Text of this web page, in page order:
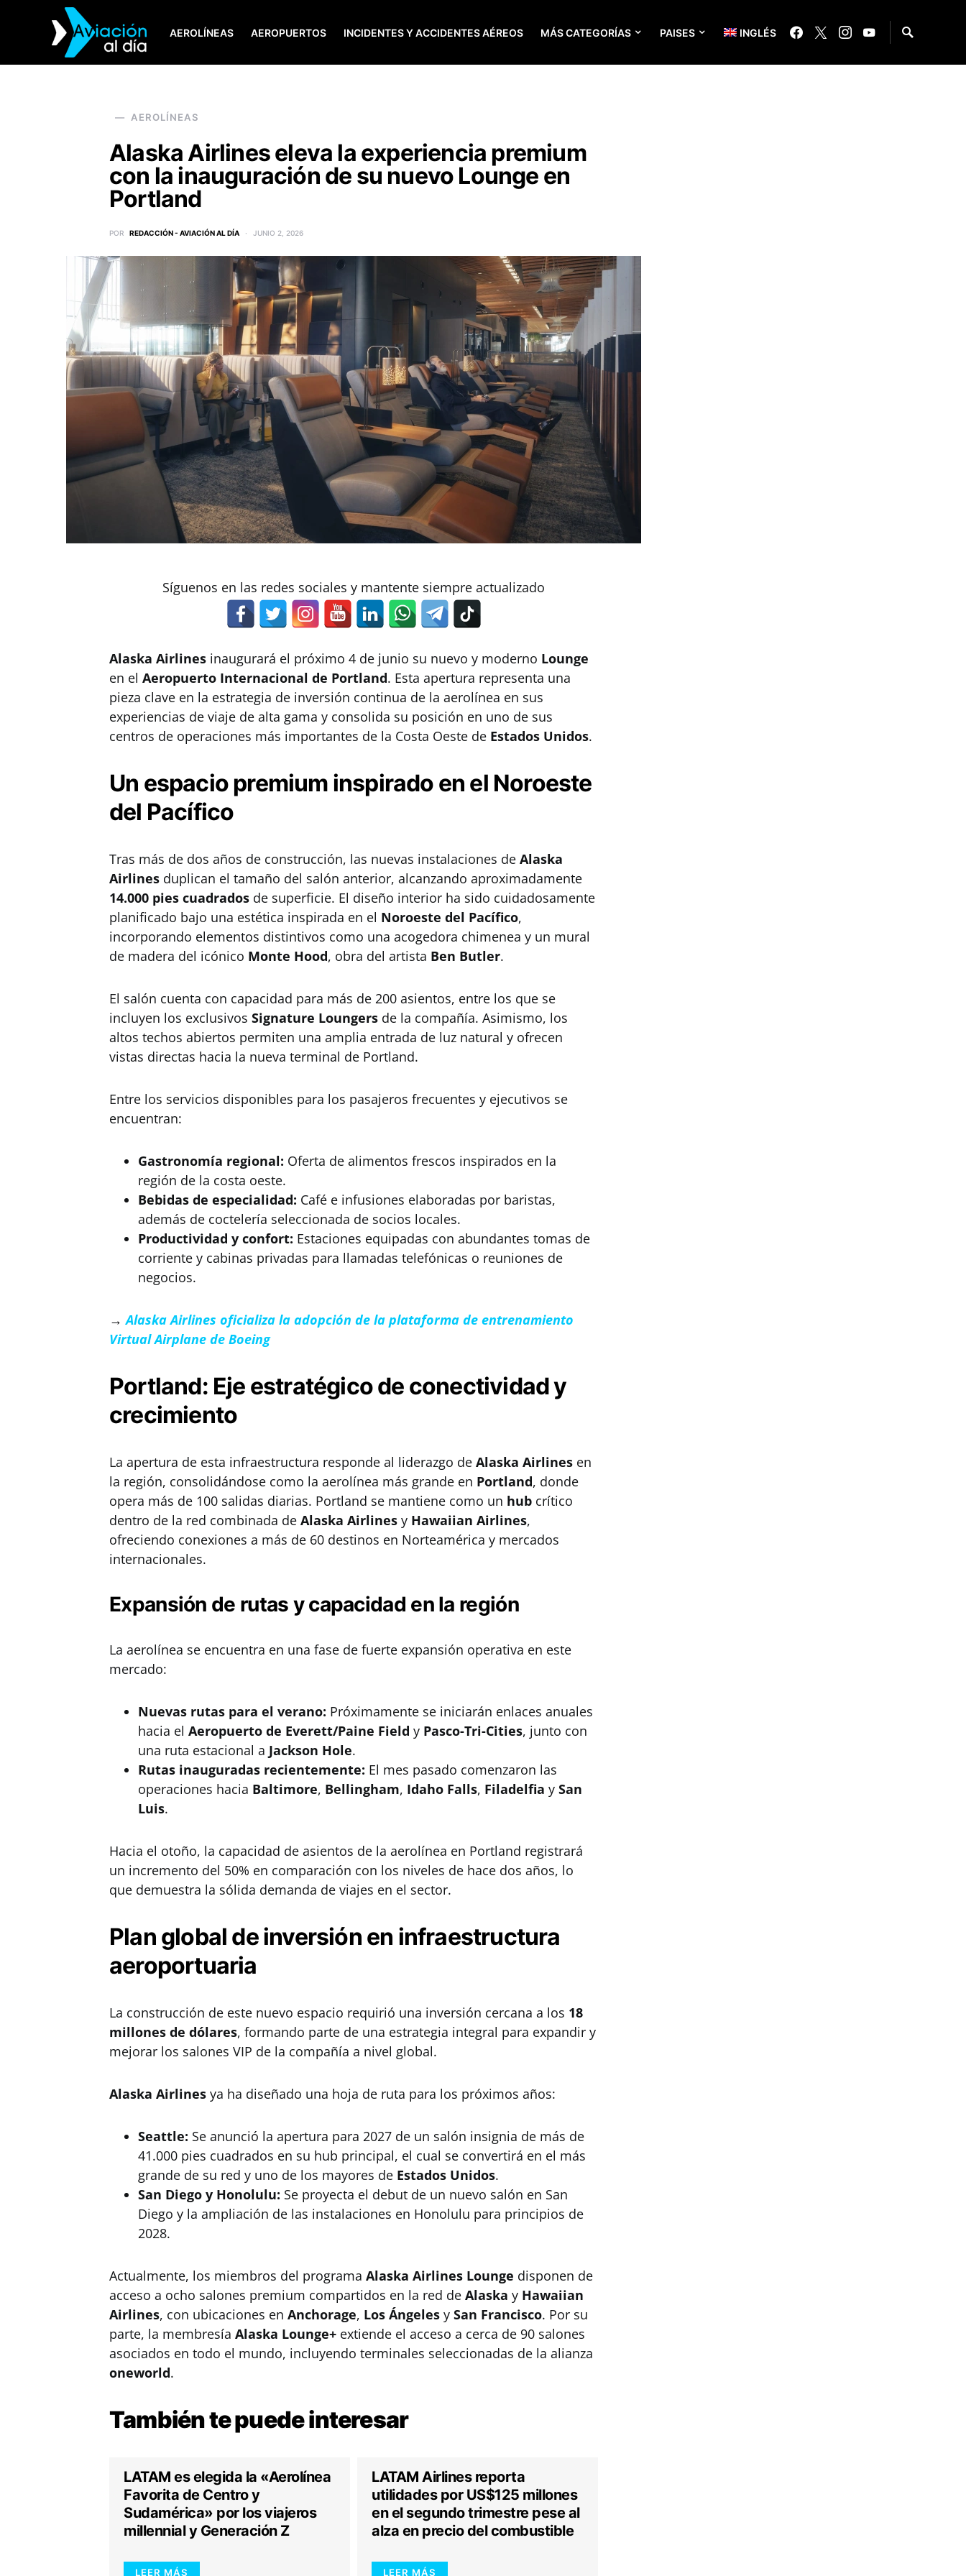
AEROLÍNEAS AEROPUERTOS INCIDENTES Y ACCIDENTES AÉREOS MÁS CATEGORÍAS PAISES INGLÉS
SEARCH FOR:
AEROLÍNEAS
Alaska Airlines eleva la experiencia premium
con la inauguración de su nuevo Lounge en
Portland
POR REDACCIÓN - AVIACIÓN AL DÍA JUNIO 2, 2026
Síguenos en las redes sociales y mantente siempre actualizado
Alaska Airlines inaugurará el próximo 4 de junio su nuevo y moderno Lounge
en el Aeropuerto Internacional de Portland. Esta apertura representa una
pieza clave en la estrategia de inversión continua de la aerolínea en sus
experiencias de viaje de alta gama y consolida su posición en uno de sus
centros de operaciones más importantes de la Costa Oeste de Estados Unidos.
Un espacio premium inspirado en el Noroeste
del Pacífico
Tras más de dos años de construcción, las nuevas instalaciones de Alaska
Airlines duplican el tamaño del salón anterior, alcanzando aproximadamente
14.000 pies cuadrados de superficie. El diseño interior ha sido cuidadosamente
planificado bajo una estética inspirada en el Noroeste del Pacífico,
incorporando elementos distintivos como una acogedora chimenea y un mural
de madera del icónico Monte Hood, obra del artista Ben Butler.
El salón cuenta con capacidad para más de 200 asientos, entre los que se
incluyen los exclusivos Signature Loungers de la compañía. Asimismo, los
altos techos abiertos permiten una amplia entrada de luz natural y ofrecen
vistas directas hacia la nueva terminal de Portland.
Entre los servicios disponibles para los pasajeros frecuentes y ejecutivos se
encuentran:
Gastronomía regional: Oferta de alimentos frescos inspirados en la
región de la costa oeste.
Bebidas de especialidad: Café e infusiones elaboradas por baristas,
además de coctelería seleccionada de socios locales.
Productividad y confort: Estaciones equipadas con abundantes tomas de
corriente y cabinas privadas para llamadas telefónicas o reuniones de
negocios.
→Alaska Airlines oficializa la adopción de la plataforma de entrenamiento
Virtual Airplane de Boeing
Portland: Eje estratégico de conectividad y
crecimiento
La apertura de esta infraestructura responde al liderazgo de Alaska Airlines en
la región, consolidándose como la aerolínea más grande en Portland, donde
opera más de 100 salidas diarias. Portland se mantiene como un hub crítico
dentro de la red combinada de Alaska Airlines y Hawaiian Airlines,
ofreciendo conexiones a más de 60 destinos en Norteamérica y mercados
internacionales.
Expansión de rutas y capacidad en la región
La aerolínea se encuentra en una fase de fuerte expansión operativa en este
mercado:
Nuevas rutas para el verano: Próximamente se iniciarán enlaces anuales
hacia el Aeropuerto de Everett/Paine Field y Pasco-Tri-Cities, junto con
una ruta estacional a Jackson Hole.
Rutas inauguradas recientemente: El mes pasado comenzaron las
operaciones hacia Baltimore, Bellingham, Idaho Falls, Filadelfia y San
Luis.
Hacia el otoño, la capacidad de asientos de la aerolínea en Portland registrará
un incremento del 50% en comparación con los niveles de hace dos años, lo
que demuestra la sólida demanda de viajes en el sector.
Plan global de inversión en infraestructura
aeroportuaria
La construcción de este nuevo espacio requirió una inversión cercana a los 18
millones de dólares, formando parte de una estrategia integral para expandir y
mejorar los salones VIP de la compañía a nivel global.
Alaska Airlines ya ha diseñado una hoja de ruta para los próximos años:
Seattle: Se anunció la apertura para 2027 de un salón insignia de más de
41.000 pies cuadrados en su hub principal, el cual se convertirá en el más
grande de su red y uno de los mayores de Estados Unidos.
San Diego y Honolulu: Se proyecta el debut de un nuevo salón en San
Diego y la ampliación de las instalaciones en Honolulu para principios de
2028.
Actualmente, los miembros del programa Alaska Airlines Lounge disponen de
acceso a ocho salones premium compartidos en la red de Alaska y Hawaiian
Airlines, con ubicaciones en Anchorage, Los Ángeles y San Francisco. Por su
parte, la membresía Alaska Lounge+ extiende el acceso a cerca de 90 salones
asociados en todo el mundo, incluyendo terminales seleccionadas de la alianza
oneworld.
También te puedeinteresar
LATAM es elegida la «Aerolínea
Favorita de Centro y
Sudamérica» por los viajeros
millennial y Generación Z
LEER MÁS
LATAM Airlines reporta
utilidades por US$125 millones
en el segundo trimestre pese al
alza en precio del combustible
LEER MÁS